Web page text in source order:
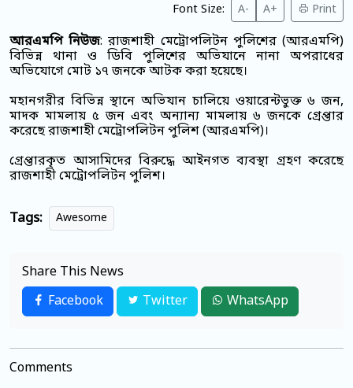
Font Size: A- A+ Print
আরএমপি নিউজ: রাজশাহী মেট্রোপলিটন পুলিশের (আরএমপি)
বিভিন্ন থানা ও ডিবি পুলিশের অভিযানে নানা অপরাধের
অভিযোগে মোট ১৭ জনকে আটক করা হয়েছে।
মহানগরীর বিভিন্ন স্থানে অভিযান চালিয়ে ওয়ারেন্টভুক্ত ৬ জন,
মাদক মামলায় ৫ জন এবং অন্যান্য মামলায় ৬ জনকে গ্রেপ্তার
করেছে রাজশাহী মেট্রোপলিটন পুলিশ (আরএমপি)।
গ্রেপ্তারকৃত আসামিদের বিরুদ্ধে আইনগত ব্যবস্থা গ্রহণ করেছে
রাজশাহী মেট্রোপলিটন পুলিশ।
Tags: Awesome
Share This News
Facebook
Twitter WhatsApp
Comments